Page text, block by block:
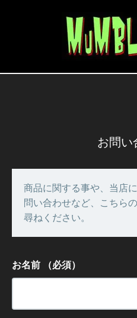
お問い
商品に関する事や、当店
問い合わせなど、こちら
尋ねください。
お名前 （必須）